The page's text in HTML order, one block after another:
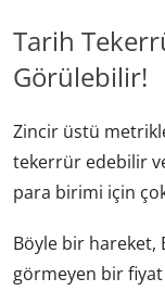
Tarih
Görülebilir!
Zincir üstü
tekerrür edebilir
para birimi için
Böyle bir hareket,
görmeyen bir